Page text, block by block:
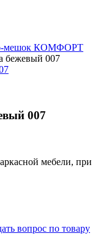
мешок КОМФОРТ
007
007
мебели, при
вопрос по товару